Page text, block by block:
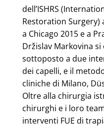
dell’ISHRS
Restoration Surgery)
a Chicago 2015 e a
Držislav Markovina
sottoposto a due
dei capelli, e il
cliniche di Milano,
Oltre alla chirurgia
chirurghi e i loro
interventi FUE di